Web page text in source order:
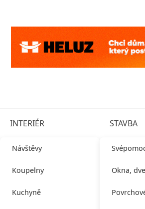
INTERIÉR
Návštěvy
Koupelny
Kuchyně
STAVBA
Okna,